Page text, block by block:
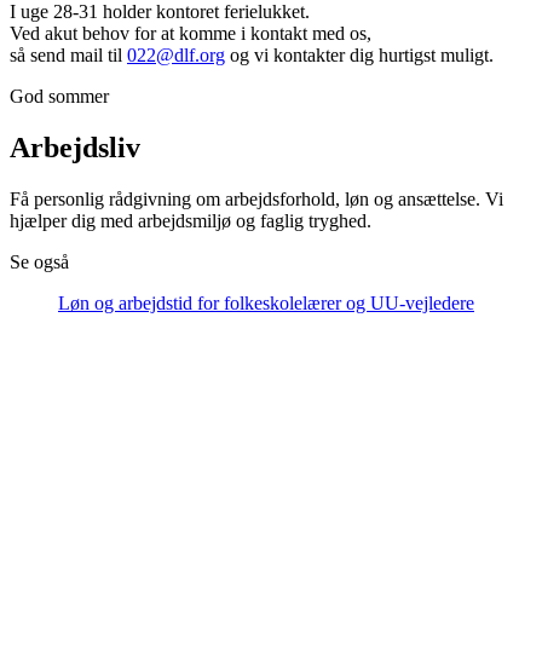
I uge 28-31 holder kontoret ferielukket.
Ved akut behov for at komme i kontakt med os,
så send mail til 022@dlf.org og vi kontakter dig hurtigst muligt.
God sommer
Arbejdsliv
Få personlig rådgivning om arbejdsforhold, løn og ansættelse. Vi
hjælper dig med arbejdsmiljø og faglig tryghed.
Se også
Løn og arbejdstid for folkeskolelærer og UU-vejledere